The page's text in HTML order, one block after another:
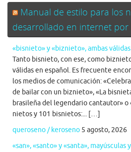
Manual de estilo para los
desarrollado en internet por
«bisnieto» y «biznieto», ambas válidas
Tanto bisnieto, con ese, como
válidas en español. Es frecuente
los medios de comunicación:
de bailar con un biznieto», «La
brasileña del legendario cantautor» o
nietos y 101 bisnietos:... […]
queroseno / keroseno 5 agosto, 2026
«san», «santo» y «santa», mayúsculas